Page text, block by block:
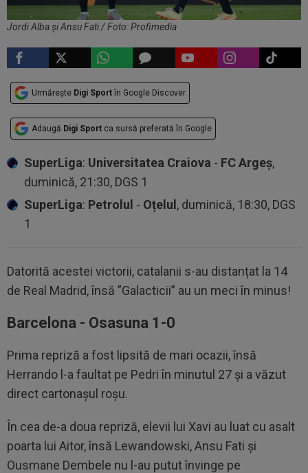
Jordi Alba și Ansu Fati / Foto: Profimedia
Urmărește Digi Sport în Google Discover
Adaugă Digi Sport ca sursă preferată în Google
SuperLiga: Universitatea Craiova - FC Argeș,
duminică, 21:30, DGS 1
SuperLiga: Petrolul - Oțelul, duminică, 18:30, DGS
1
Datorită acestei victorii, catalanii s-au distanțat la 14
de Real Madrid, însă ”Galacticii” au un meci în minus!
Barcelona - Osasuna 1-0
Prima repriză a fost lipsită de mari ocazii, însă
Herrando l-a faultat pe Pedri în minutul 27 și a văzut
direct cartonașul roșu.
În cea de-a doua repriză, elevii lui Xavi au luat cu asalt
poarta lui Aitor, însă Lewandowski, Ansu Fati și
Ousmane Dembele nu l-au putut învinge pe